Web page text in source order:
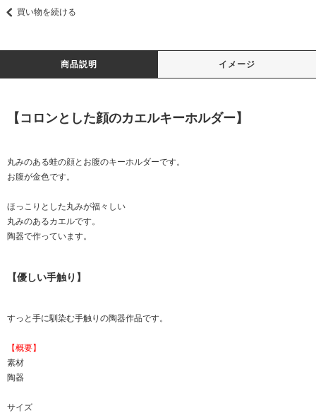
買い物を続ける
商品説明 イメージ
【コロンとした顔のカエルキーホルダー】
丸みのある蛙の顔とお腹のキーホルダーです。
お腹が金色です。
ほっこりとした丸みが福々しい
丸みのあるカエルです。
陶器で作っています。
【優しい手触り】
すっと手に馴染む手触りの陶器作品です。
【概要】
素材
陶器
サイズ